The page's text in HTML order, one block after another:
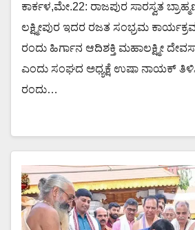
ಕಾರ್ಕಳ,ಮೇ.22: ರಾಜಪುರ ಸಾರಸ್ವತ
ಲಕ್ಷ್ಮೀಪುರ ಇದರ ರಜತ ಸಂಭ್ರಮ
ರಂದು ಹಿರ್ಗಾನ ಆದಿಶಕ್ತಿ ಮಹಾಲಕ್ಷ್ಮೀ
ಎಂದು ಸಂಘದ ಅಧ್ಯಕ್ಷೆ ಉಷಾ ನಾಯಕ್
ರಂದು…